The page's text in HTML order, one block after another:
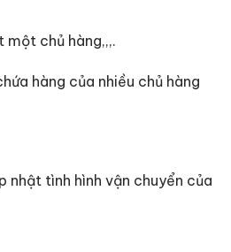
chủ hàng,,,.
hàng của nhiều chủ hàng
tình hình vận chuyển của